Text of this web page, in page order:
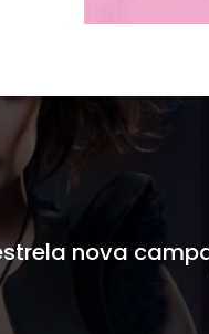
nova